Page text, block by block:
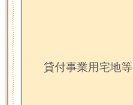
貸付事業用宅地等